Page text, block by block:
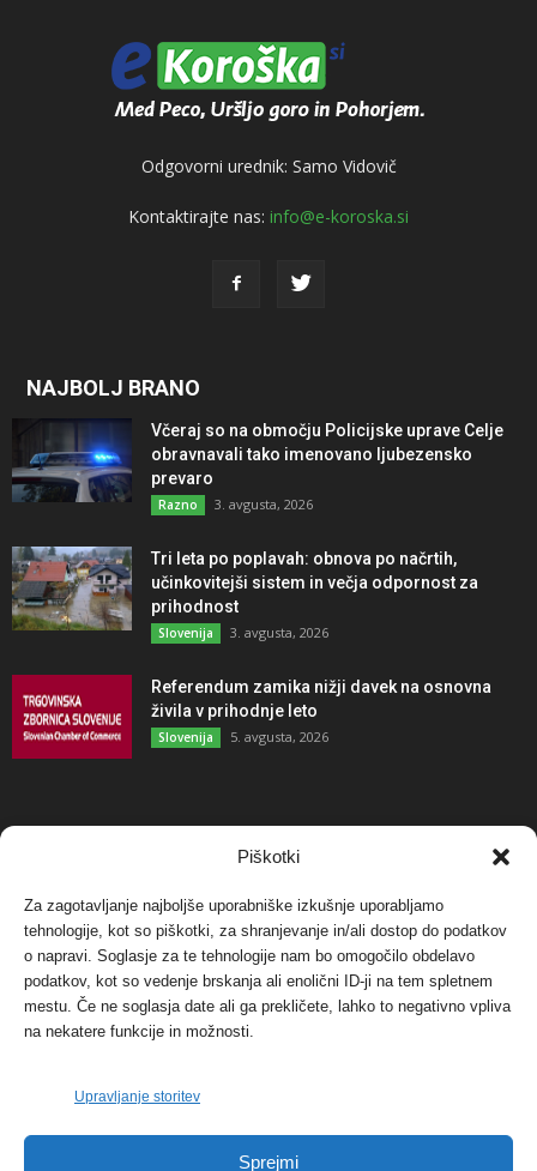
Piškotki
Za zagotavljanje najboljše uporabniške izkušnje uporabljamo
tehnologije, kot so piškotki, za shranjevanje in/ali dostop do podatkov
o napravi. Soglasje za te tehnologije nam bo omogočilo obdelavo
podatkov, kot so vedenje brskanja ali enolični ID-ji na tem spletnem
mestu. Če ne soglasja date ali ga prekličete, lahko to negativno vpliva
na nekatere funkcije in možnosti.
Upravljanje storitev
Sprejmi
Odgovorni urednik: Samo Vidovič
Kontaktirajte nas: info@e-koroska.si
NAJBOLJ BRANO
Včeraj so na območju Policijske uprave Celje
obravnavali tako imenovano ljubezensko
prevaro
Razno 3. avgusta, 2026
Tri leta po poplavah: obnova po načrtih,
učinkovitejši sistem in večja odpornost za
prihodnost
Slovenija 3. avgusta, 2026
Referendum zamika nižji davek na osnovna
živila v prihodnje leto
Slovenija 5. avgusta, 2026
NAJBOLJ KOMENTIRANO
Protest proti vetrnim elektrarnam na Ojstrici, v
svetu pa vedno bolj...
Dogodki 12. maja, 2017
Tožilstvo v Celovcu v korist elektrarnam
Verbund
FOTO: Razstava cvetličarskega mojstra Andreja